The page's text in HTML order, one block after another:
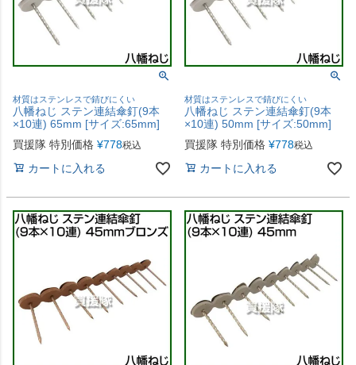
材質はステンレスで錆びにくい
八幡ねじ ステン連結傘釘(9本
×10連) 65mm [サイズ:65mm]
買援隊 特別価格 ¥778税込
カートに入れる
材質はステンレスで錆びにくい
八幡ねじ ステン連結傘釘(9本
×10連) 50mm [サイズ:50mm]
買援隊 特別価格 ¥778税込
カートに入れる